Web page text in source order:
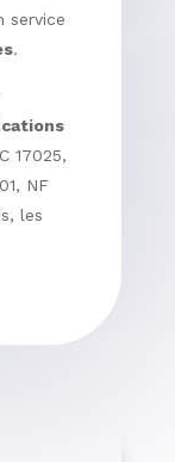
service
.
17025,
NF
les